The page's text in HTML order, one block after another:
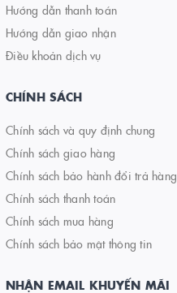
Hướng dẫn thanh toán
Hướng dẫn giao nhận
Điều khoản dịch vụ
CHÍNH SÁCH
Chính sách và quy định chung
Chính sách giao hàng
Chính sách bảo hành đổi trả hàng
Chính sách thanh toán
Chính sách mua hàng
Chính sách bảo mật thông tin
NHẬN EMAIL KHUYẾN MÃI